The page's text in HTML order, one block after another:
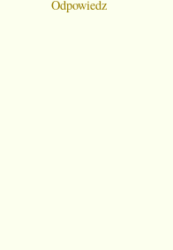
Odpowiedz